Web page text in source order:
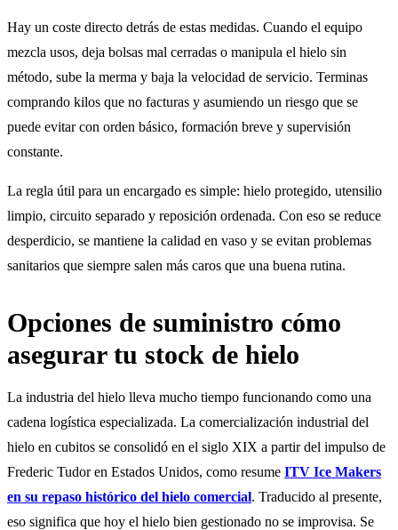
Hay un coste directo detrás de estas medidas. Cuando el equipo
mezcla usos, deja bolsas mal cerradas o manipula el hielo sin
método, sube la merma y baja la velocidad de servicio. Terminas
comprando kilos que no facturas y asumiendo un riesgo que se
puede evitar con orden básico, formación breve y supervisión
constante.
La regla útil para un encargado es simple: hielo protegido, utensilio
limpio, circuito separado y reposición ordenada. Con eso se reduce
desperdicio, se mantiene la calidad en vaso y se evitan problemas
sanitarios que siempre salen más caros que una buena rutina.
Opciones de suministro cómo
asegurar tu stock de hielo
La industria del hielo lleva mucho tiempo funcionando como una
cadena logística especializada. La comercialización industrial del
hielo en cubitos se consolidó en el siglo XIX a partir del impulso de
Frederic Tudor en Estados Unidos, como resume ITV Ice Makers
en su repaso histórico del hielo comercial. Traducido al presente,
eso significa que hoy el hielo bien gestionado no se improvisa. Se